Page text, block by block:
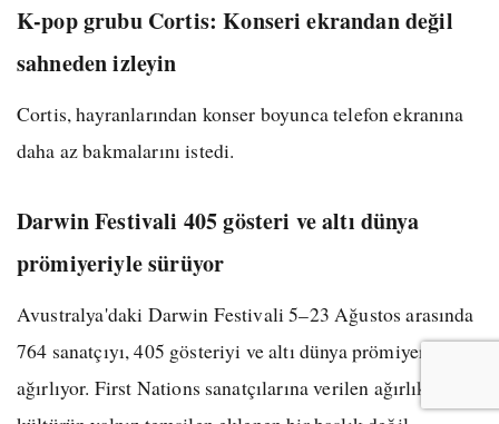
K-pop grubu Cortis: Konseri ekrandan değil
sahneden izleyin
Cortis, hayranlarından konser boyunca telefon ekranına
daha az bakmalarını istedi.
Darwin Festivali 405 gösteri ve altı dünya
prömiyeriyle sürüyor
Avustralya'daki Darwin Festivali 5–23 Ağustos arasında
764 sanatçıyı, 405 gösteriyi ve altı dünya prömiyerini
ağırlıyor. First Nations sanatçılarına verilen ağırlık, yerli